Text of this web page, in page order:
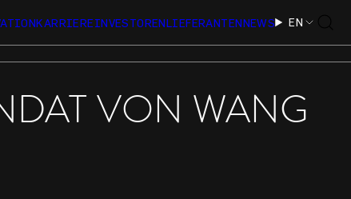
KARRIEREINVESTORENLIEFERANTENNEWS EN
VON WANG